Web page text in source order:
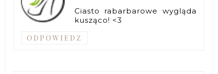
Ciasto rabarbarowe wygląda
kusząco! <3
ODPOWIEDZ